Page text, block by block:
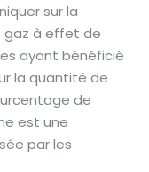
sur la
gaz à effet de
ayant bénéficié
la quantité de
de
est une
par les